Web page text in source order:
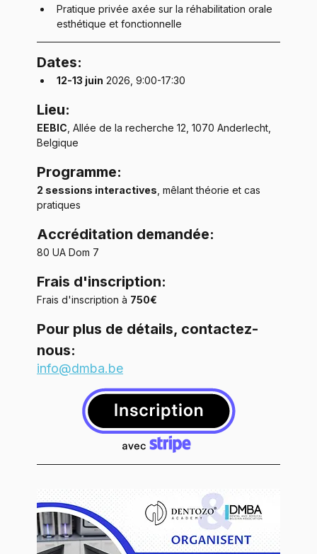
Pratique privée axée sur la réhabilitation orale
esthétique et fonctionnelle
Dates:
12-13 juin 2026, 9:00-17:30
Lieu:
EEBIC , Allée de la recherche 12, 1070 Anderlecht,
Belgique
Programme:
2 sessions interactives , mêlant théorie et cas
pratiques
Accréditation demandée:
80 UA Dom 7
Frais d'inscription:
Frais d'inscription à 750€
Pour plus de détails, contactez-
nous:
info@dmba.be